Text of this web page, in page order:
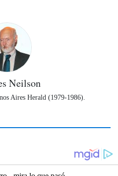
Neilson
Aires Herald (1979-1986).